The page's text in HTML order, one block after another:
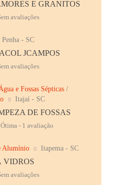
E GRANITOS
avaliações
Penha - SC
JCAMPOS
avaliações
e Fossas Sépticas /
Itajaí - SC
DE FOSSAS
- 1 avaliação
Alumínio Itapema - SC
VIDROS
avaliações